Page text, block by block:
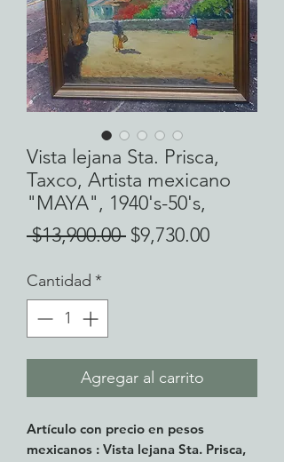
Vista lejana Sta. Prisca,
Taxco, Artista mexicano
"MAYA", 1940's-50's,
$13,900.00 Precio
$9,730.00Precio
Cantidad *
Agregar al carrito
Artículo con precio en pesos
mexicanos : Vista lejana Sta. Prisca,